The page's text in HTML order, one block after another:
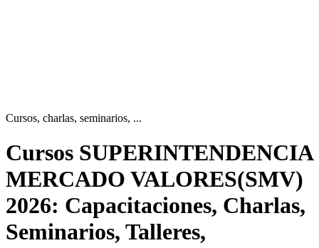
Cursos, charlas, seminarios, ...
Cursos SUPERINTENDENCIA
MERCADO VALORES(SMV)
2026: Capacitaciones, Charlas,
Seminarios, Talleres,